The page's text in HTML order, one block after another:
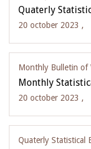
Quaterly
20 october 2023 ,
Monthly Bulletin of
Monthly
20 october 2023 ,
Quaterly Statistical